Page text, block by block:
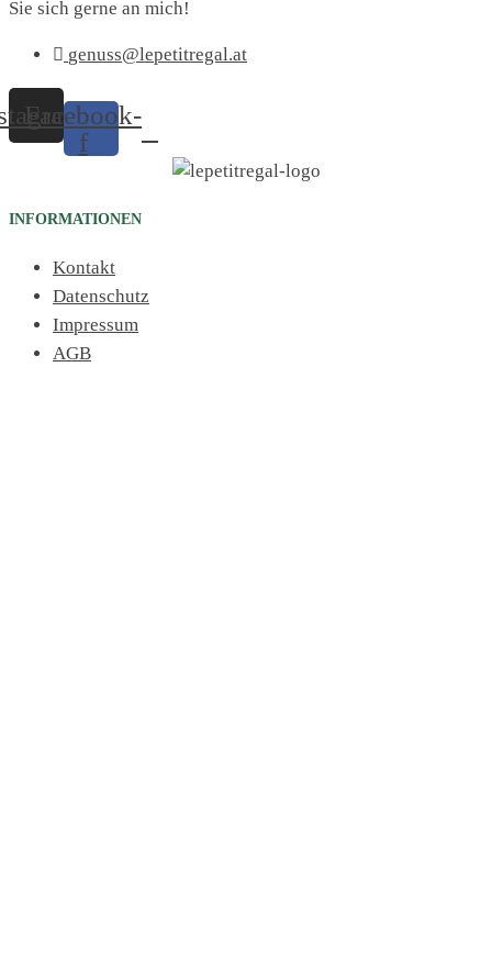
Sie sich gerne an mich!
genuss@lepetitregal.at
Facebook-
f
INFORMATIONEN
Kontakt
Datenschutz
Impressum
AGB